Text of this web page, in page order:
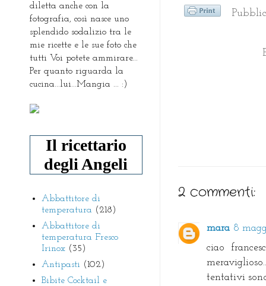
2 commenti:
mara 8
ciao
tentativi
diletta anche con la
fotografia, così nasce uno
splendido sodalizio tra le
mie ricette e le sue foto che
tutti Voi potete ammirare...
Per quanto riguarda la
cucina...lui...Mangia ... :)
Il ricettario
degli Angeli
Abbattitore di
temperatura (218)
Abbattitore di
temperatura Fresco
Irinox (35)
Antipasti (102)
Bibite Cocktail e